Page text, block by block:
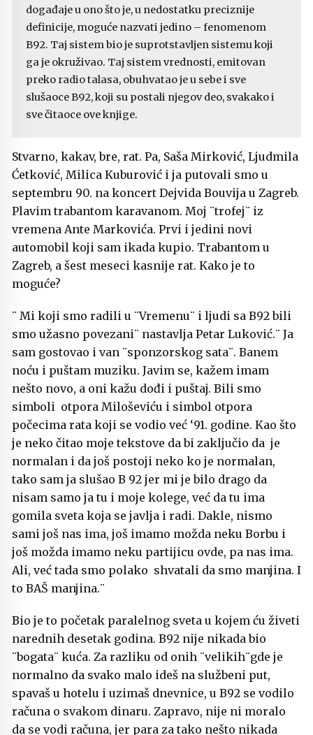
događaje u ono što je, u nedostatku preciznije
definicije, moguće nazvati jedino – fenomenom
B92. Taj sistem bio je suprotstavljen sistemu koji
ga je okruživao. Taj sistem vrednosti, emitovan
preko radio talasa, obuhvatao je u sebe i sve
slušaoce B92, koji su postali njegov deo, svakako i
sve čitaoce ove knjige.
Stvarno, kakav, bre, rat. Pa, Saša Mirković, Ljudmila
Ćetković, Milica Kuburović i ja putovali smo u
septembru 90. na koncert Dejvida Bouvija u Zagreb.
Plavim trabantom karavanom. Moj ¨trofej¨ iz
vremena Ante Markovića. Prvi i jedini novi
automobil koji sam ikada kupio. Trabantom u
Zagreb, a šest meseci kasnije rat. Kako je to
moguće?
¨ Mi koji smo radili u ¨Vremenu¨ i ljudi sa B92 bili
smo užasno povezani¨ nastavlja Petar Luković.¨ Ja
sam gostovao i van ¨sponzorskog sata¨. Banem
noću i puštam muziku. Javim se, kažem imam
nešto novo, a oni kažu dođi i puštaj. Bili smo
simboli otpora Miloševiću i simbol otpora
počecima rata koji se vodio već ‘91. godine. Kao što
je neko čitao moje tekstove da bi zaključio da je
normalan i da još postoji neko ko je normalan,
tako sam ja slušao B 92 jer mi je bilo drago da
nisam samo ja tu i moje kolege, već da tu ima
gomila sveta koja se javlja i radi. Dakle, nismo
sami još nas ima, još imamo možda neku Borbu i
još možda imamo neku partijicu ovde, pa nas ima.
Ali, već tada smo polako shvatali da smo manjina. I
to BAŠ manjina.¨
Bio je to početak paralelnog sveta u kojem ću živeti
narednih desetak godina. B92 nije nikada bio
¨bogata¨ kuća. Za razliku od onih ¨velikih¨gde je
normalno da svako malo ideš na službeni put,
spavaš u hotelu i uzimaš dnevnice, u B92 se vodilo
računa o svakom dinaru. Zapravo, nije ni moralo
da se vodi računa, jer para za tako nešto nikada